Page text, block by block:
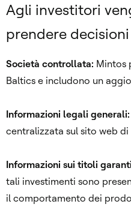
Agli investitori
prendere
Società controllata: Mintos
Baltics e includono un
Informazioni legali generali:
centralizzata sul sito web
Informazioni sui titoli
tali investimenti sono
il comportamento dei